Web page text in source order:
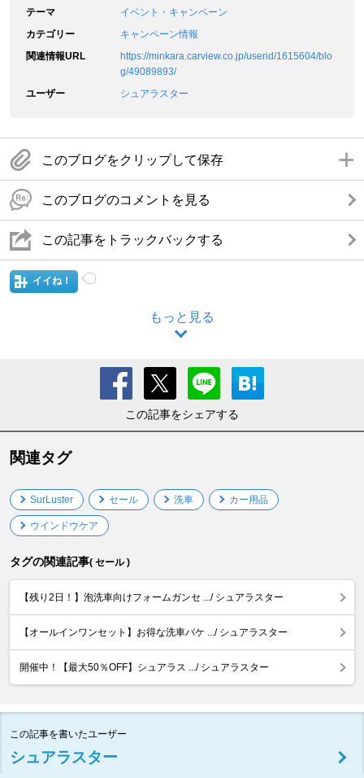
テーマ
イベント・キャンペーン
カテゴリー
キャンペーン情報
関連情報URL
https://minkara.carview.co.jp/userid/1615604/blo
g/49089893/
ユーザー
シュアラスター
このブログをクリップして保存
このブログのコメントを見る
この記事をトラックバックする
イイね！
もっと見る
この記事をシェアする
関連タグ
SurLuster セール 洗車 カー用品
ウインドウケア
タグの関連記事( セール )
【残り2日！】泡洗車向けフォームガンセ .../ シュアラスター
【オールインワンセット】お得な洗車バケ .../ シュアラスター
開催中！【最大50％OFF】シュアラス .../ シュアラスター
この記事を書いたユーザー
シュアラスター